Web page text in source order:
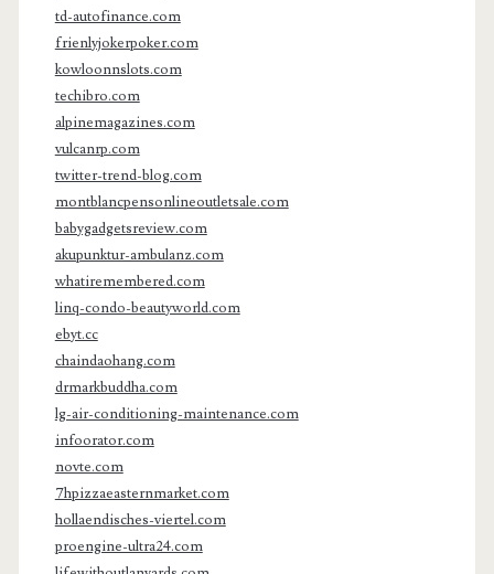
td-autofinance.com
frienlyjokerpoker.com
kowloonnslots.com
techibro.com
alpinemagazines.com
vulcanrp.com
twitter-trend-blog.com
montblancpensonlineoutletsale.com
babygadgetsreview.com
akupunktur-ambulanz.com
whatiremembered.com
linq-condo-beautyworld.com
ebyt.cc
chaindaohang.com
drmarkbuddha.com
lg-air-conditioning-maintenance.com
infoorator.com
novte.com
7hpizzaeasternmarket.com
hollaendisches-viertel.com
proengine-ultra24.com